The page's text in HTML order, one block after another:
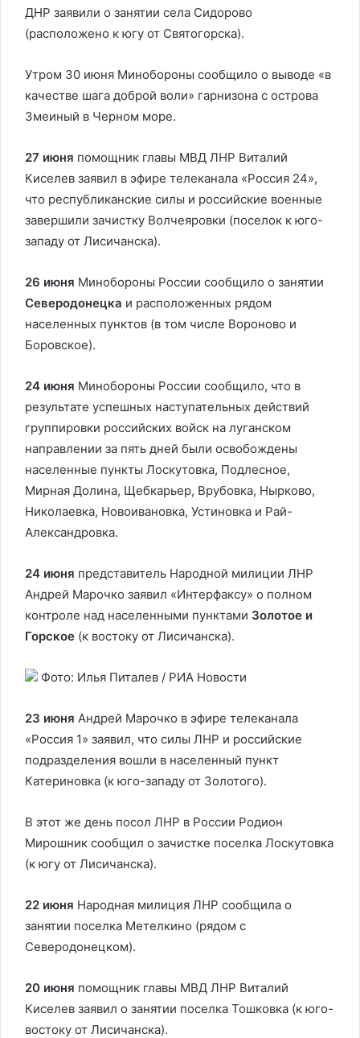
ДНР заявили о занятии села Сидорово
(расположено к югу от Святогорска).
Утром 30 июня Минобороны сообщило о выводе «в
качестве шага доброй воли» гарнизона с острова
Змеиный в Черном море.
27 июня помощник главы МВД ЛНР Виталий
Киселев заявил в эфире телеканала «Россия 24»,
что республиканские силы и российские военные
завершили зачистку Волчеяровки (поселок к юго-
западу от Лисичанска).
26 июня Минобороны России сообщило о занятии
Северодонецка и расположенных рядом
населенных пунктов (в том числе Вороново и
Боровское).
24 июня Минобороны России сообщило, что в
результате успешных наступательных действий
группировки российских войск на луганском
направлении за пять дней были освобождены
населенные пункты Лоскутовка, Подлесное,
Мирная Долина, Щебкарьер, Врубовка, Нырково,
Николаевка, Новоивановка, Устиновка и Рай-
Александровка.
24 июня представитель Народной милиции ЛНР
Андрей Марочко заявил «Интерфаксу» о полном
контроле над населенными пунктами Золотое и
Горское (к востоку от Лисичанска).
Фото: Илья Питалев / РИА Новости
23 июня Андрей Марочко в эфире телеканала
«Россия 1» заявил, что силы ЛНР и российские
подразделения вошли в населенный пункт
Катериновка (к юго-западу от Золотого).
В этот же день посол ЛНР в России Родион
Мирошник сообщил о зачистке поселка Лоскутовка
(к югу от Лисичанска).
22 июня Народная милиция ЛНР сообщила о
занятии поселка Метелкино (рядом с
Северодонецком).
20 июня помощник главы МВД ЛНР Виталий
Киселев заявил о занятии поселка Тошковка (к юго-
востоку от Лисичанска).